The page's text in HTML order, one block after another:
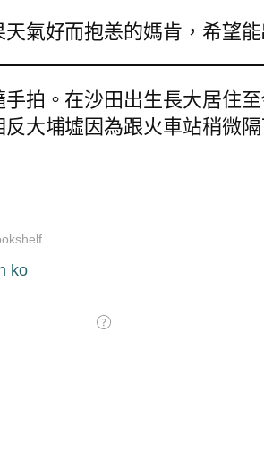
氣好而抱恙的媽肯，希望
拍。在沙田出生長大居住
大埔墟因為跟火車站稍微